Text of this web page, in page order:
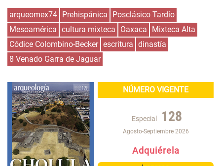
arqueomex74 Prehispánica
Posclásico Tardío
Mesoamérica cultura mixteca Oaxaca
Mixteca Alta
Códice Colombino-Becker escritura dinastía
8 Venado Garra de Jaguar
NÚMERO VIGENTE
Especial 128
Agosto-Septiembre 2026
Adquiérela